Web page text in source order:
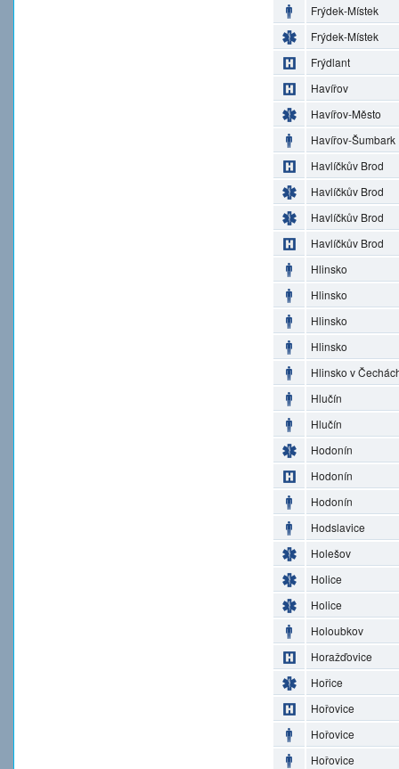
Frýdek-Místek
Frýdek-Místek
Frýdlant
Havířov
Havířov-Město
Havířov-Šumbark
Havlíčkův Brod
Havlíčkův Brod
Havlíčkův Brod
Havlíčkův Brod
Hlinsko
Hlinsko
Hlinsko
Hlinsko
Hlinsko v
Hlučín
Hlučín
Hodonín
Hodonín
Hodonín
Hodslavice
Holešov
Holice
Holice
Holoubkov
Horažďovice
Hořice
Hořovice
Hořovice
Hořovice